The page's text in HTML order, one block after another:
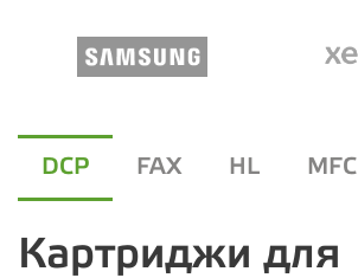
DCP FAX HL MFC
Картриджи для